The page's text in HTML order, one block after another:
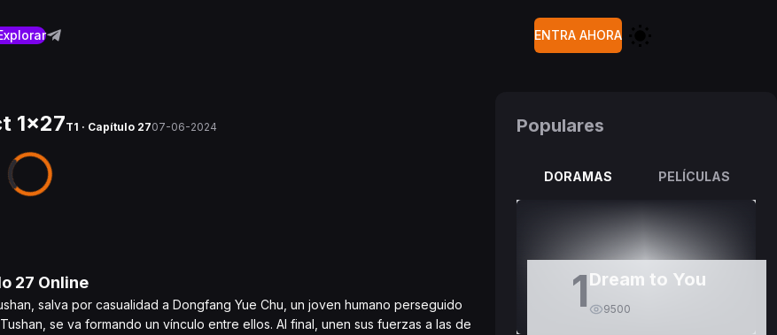
ENTRA AHORA
1x27T1 · Capítulo 2707-06-2024
27 Online
salva por casualidad a Dongfang Yue Chu, un joven humano perseguido
se va formando un vínculo entre ellos. Al final, unen sus fuerzas a las de
Populares
DORAMAS PELÍCULAS
1Dream to You
9500